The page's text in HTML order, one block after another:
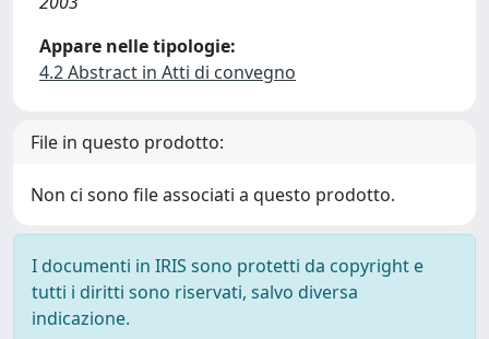
Appare nelle tipologie:
4.2 Abstract in Atti di convegno
File in questo prodotto:
Non ci sono file associati a questo prodotto.
I documenti in IRIS sono protetti da copyright e
tutti i diritti sono riservati, salvo diversa
indicazione.